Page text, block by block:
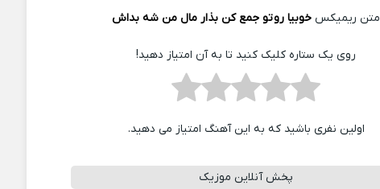
متن ریمیکس خوبیا رو تو جمع کن بذار مال من شه بداش
روی یک ستاره کلیک کنید تا به آن امتیاز دهید!
اولین نفری باشید که به این آهنگ امتیاز می دهید.
پخش آنلاین موزیک